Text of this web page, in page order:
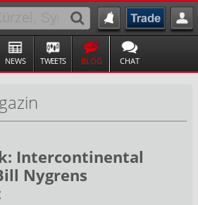
NEWS TWEETS BLOG CHAT
Intercontinental
Nygrens